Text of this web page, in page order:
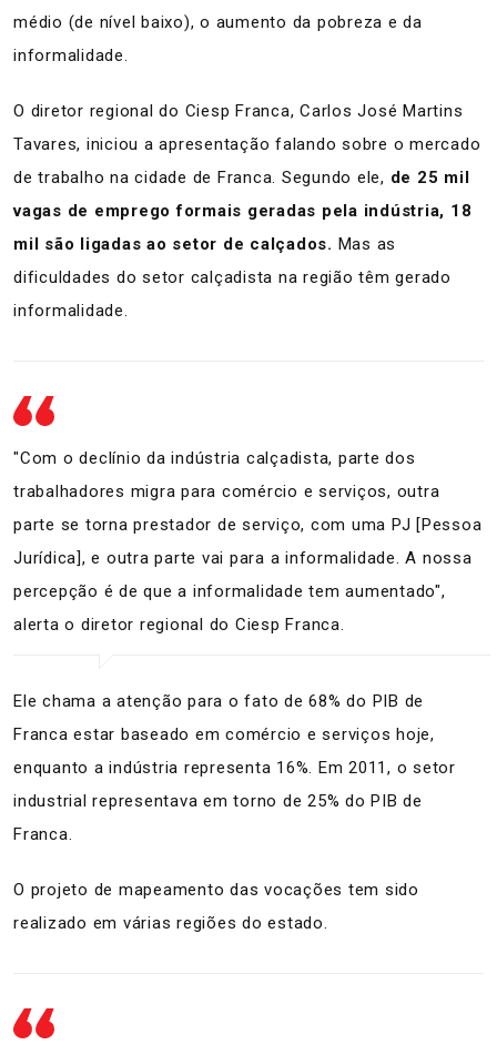
médio (de nível baixo), o aumento da pobreza e da
informalidade.
O diretor regional do Ciesp Franca, Carlos José Martins
Tavares, iniciou a apresentação falando sobre o mercado
de trabalho na cidade de Franca. Segundo ele, de 25 mil
vagas de emprego formais geradas pela indústria, 18
mil são ligadas ao setor de calçados. Mas as
dificuldades do setor calçadista na região têm gerado
informalidade.
"Com o declínio da indústria calçadista, parte dos
trabalhadores migra para comércio e serviços, outra
parte se torna prestador de serviço, com uma PJ [Pessoa
Jurídica], e outra parte vai para a informalidade. A nossa
percepção é de que a informalidade tem aumentado",
alerta o diretor regional do Ciesp Franca.
Ele chama a atenção para o fato de 68% do PIB de
Franca estar baseado em comércio e serviços hoje,
enquanto a indústria representa 16%. Em 2011, o setor
industrial representava em torno de 25% do PIB de
Franca.
O projeto de mapeamento das vocações tem sido
realizado em várias regiões do estado.